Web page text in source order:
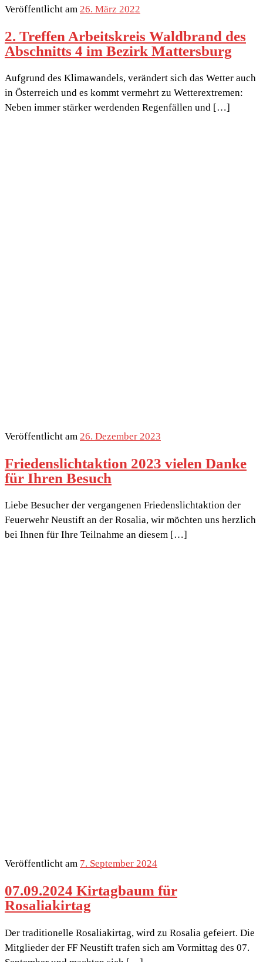
Veröffentlicht am 26. März 2022
2. Treffen Arbeitskreis Waldbrand des
Abschnitts 4 im Bezirk Mattersburg
Aufgrund des Klimawandels, verändert sich das Wetter auch
in Österreich und es kommt vermehrt zu Wetterextremen:
Neben immer stärker werdenden Regenfällen und […]
Veröffentlicht am 26. Dezember 2023
Friedenslichtaktion 2023 vielen Danke
für Ihren Besuch
Liebe Besucher der vergangenen Friedenslichtaktion der
Feuerwehr Neustift an der Rosalia, wir möchten uns herzlich
bei Ihnen für Ihre Teilnahme an diesem […]
Veröffentlicht am 7. September 2024
07.09.2024 Kirtagbaum für
Rosaliakirtag
Der traditionelle Rosaliakirtag, wird zu Rosalia gefeiert. Die
Mitglieder der FF Neustift trafen sich am Vormittag des 07.